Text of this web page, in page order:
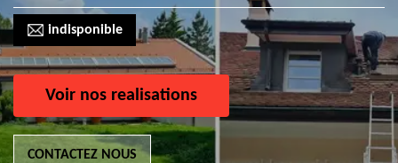
indisponible
Voir nos realisations
CONTACTEZ NOUS